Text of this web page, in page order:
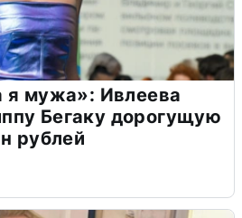
я мужа»: Ивлеева
Бегаку дорогущую
рублей